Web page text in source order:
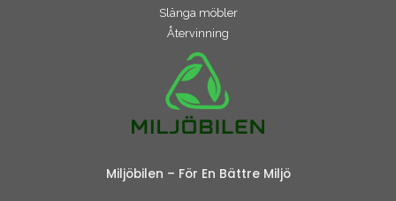
Slänga möbler
Återvinning
Miljöbilen – För En Bättre Miljö